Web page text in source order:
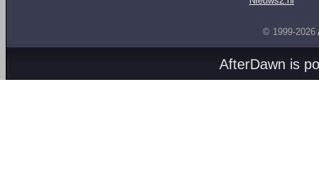
© 1999-2026
AfterDawn is